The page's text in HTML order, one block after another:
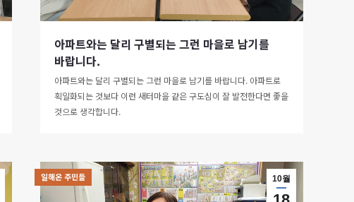
아파트와는 달리 구별되는 그런 마을로 남기를
바랍니다.
아파트와는 달리 구별되는 그런 마을로 남기를 바랍니다. 아파트로
획일화되는 것보다 이런 새터마을 같은 구도심이 잘 발전한다면 좋을
것으로 생각합니다.
10월
일해온 주민들